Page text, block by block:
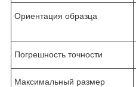
Ориентация образца
Погрешность точности
Максимальный размер